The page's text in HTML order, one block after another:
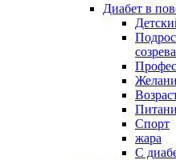
Диабет в
Спорт
жара
С